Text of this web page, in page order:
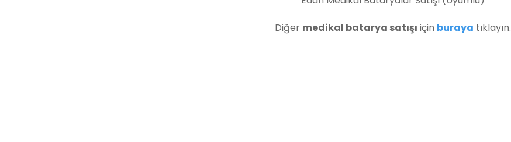
Diğer medikal batarya satışı için buraya tıklayın.